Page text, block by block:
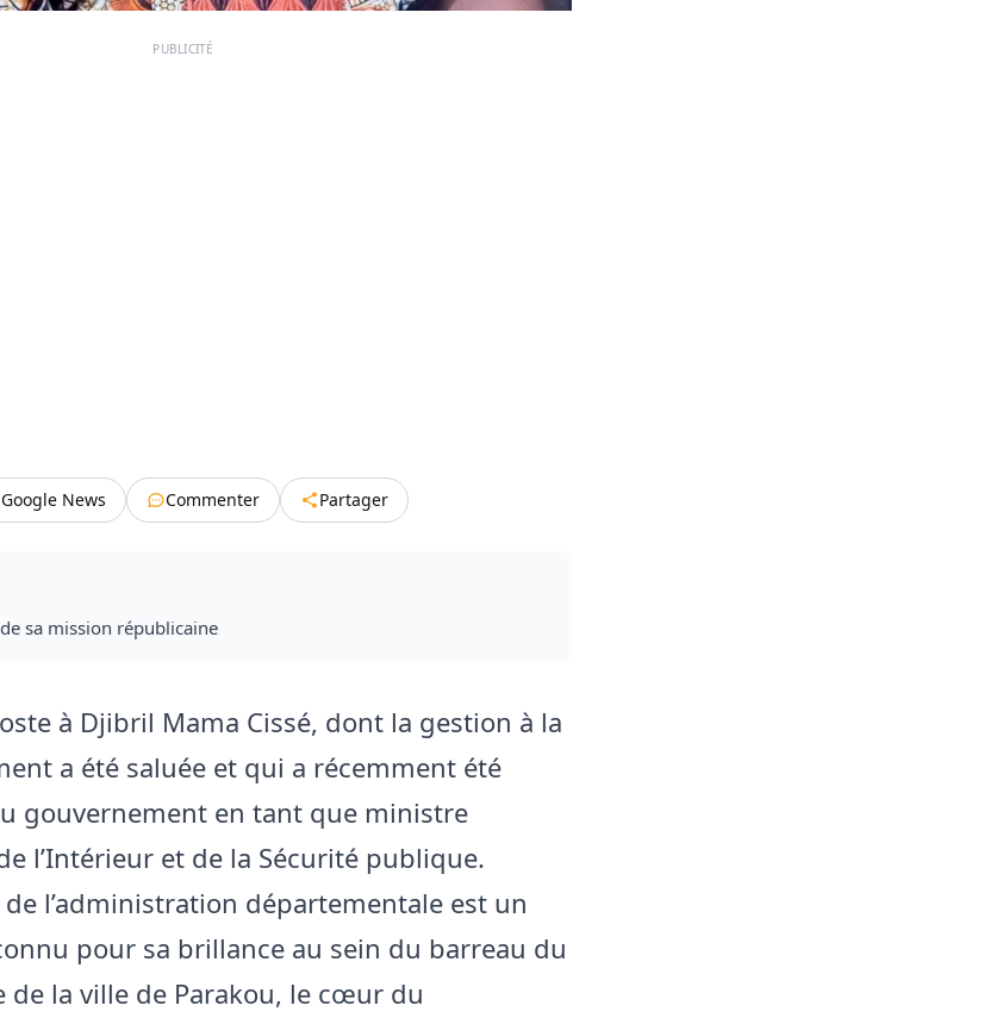
PUBLICITÉ
Google News Commenter Partager
sa mission républicaine
à Djibril Mama Cissé, dont la gestion à la
a été saluée et qui a récemment été
gouvernement en tant que ministre
l’Intérieur et de la Sécurité publique.
l’administration départementale est un
pour sa brillance au sein du barreau du
de la ville de Parakou, le cœur du